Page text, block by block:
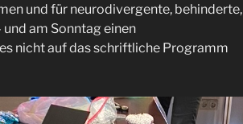
und für neurodivergente, behinderte,
am Sonntag einen
nicht auf das schriftliche Programm